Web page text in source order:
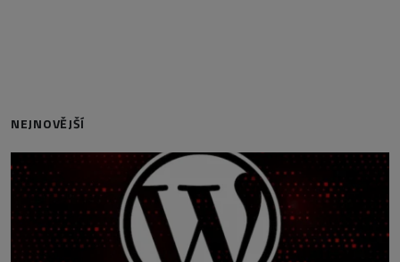
NEJNOVĚJŠÍ